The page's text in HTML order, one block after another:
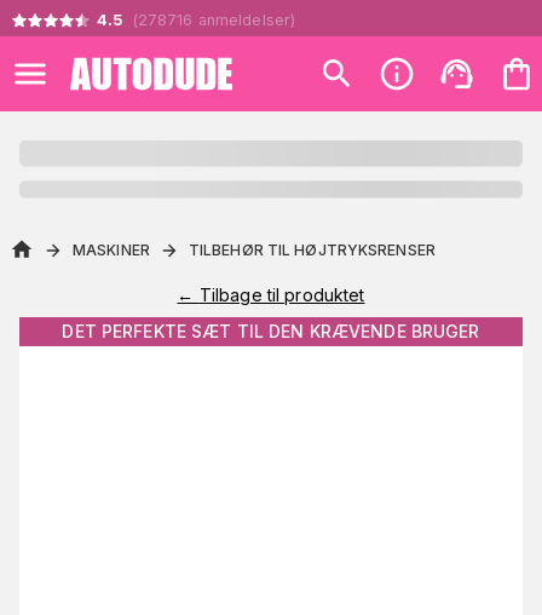
4.5 (278716 anmeldelser)
MASKINER TILBEHØR TIL HØJTRYKSRENSER
← Tilbage til produktet
DET PERFEKTE SÆT TIL DEN KRÆVENDE BRUGER